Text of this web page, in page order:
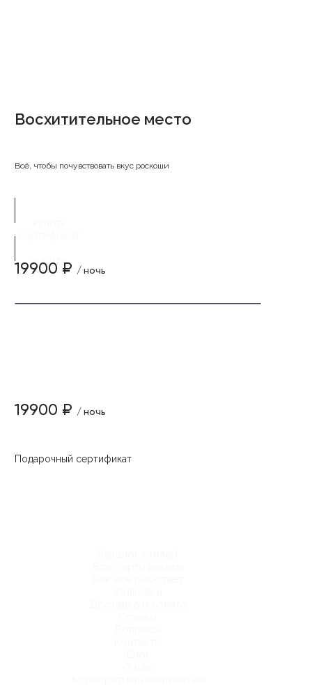
Восхитительное место
Всё, чтобы почувствовать вкус роскоши
купить
19900 ₽ / ночь
19900 ₽ / ночь
Подарочный сертификат